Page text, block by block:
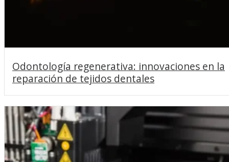
Odontología regenerativa: innovaciones en la
reparación de tejidos dentales